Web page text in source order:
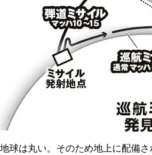
地球は丸い。そのため地上に配備